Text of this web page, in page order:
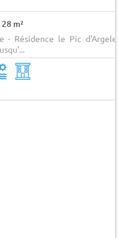
m²
- Résidence le Pic